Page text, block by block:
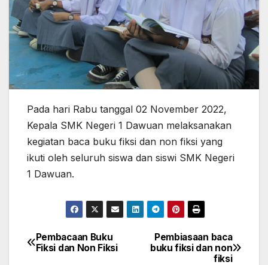
Pada hari Rabu tanggal 02 November 2022,
Kepala SMK Negeri 1 Dawuan melaksanakan
kegiatan baca buku fiksi dan non fiksi yang
ikuti oleh seluruh siswa dan siswi SMK Negeri
1 Dawuan.
Navigasi
Pembiasaan baca
buku fiksi dan non
fiksi
Pembacaan Buku
Fiksi dan Non Fiksi